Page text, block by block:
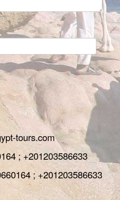
tours.com
; +201203586633
; +201203586633